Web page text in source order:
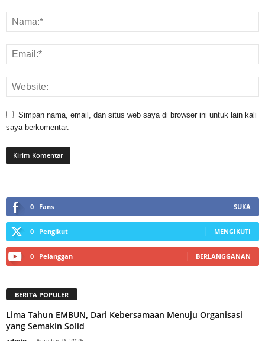
Simpan nama, email, dan situs web saya di browser ini untuk lain kali
saya berkomentar.
0 Fans SUKA
0 Pengikut MENGIKUTI
0 Pelanggan BERLANGGANAN
BERITA POPULER
Lima Tahun EMBUN, Dari Kebersamaan Menuju Organisasi
yang Semakin Solid